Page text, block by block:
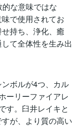
的な意味ではな
で使用されてお
持ち、浄化、癒
て全体性を生み出
ボルが4つ、カル
ーリーファイアレ
す。臼井レイキと
が、より質の高い